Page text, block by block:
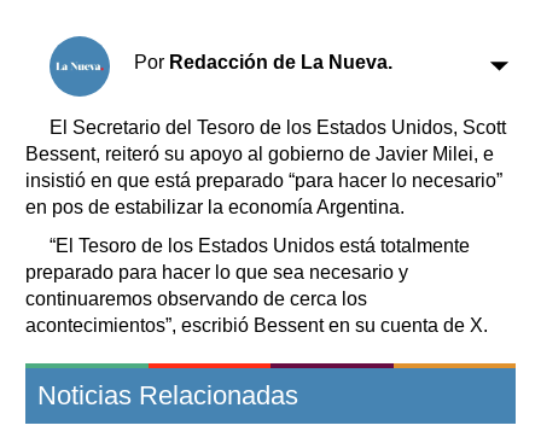
Horóscopo
Suplementos
Servicios
Transportes
Loterías
Datos Útiles
Fúnebres
Edictos
Teléfonos de urgencia
Por Redacción de La Nueva.
El Secretario del Tesoro de los Estados Unidos, Scott
Bessent, reiteró su apoyo al gobierno de Javier Milei, e
insistió en que está preparado “para hacer lo necesario”
en pos de estabilizar la economía Argentina.
“El Tesoro de los Estados Unidos está totalmente
preparado para hacer lo que sea necesario y
continuaremos observando de cerca los
acontecimientos”, escribió Bessent en su cuenta de X.
Noticias Relacionadas